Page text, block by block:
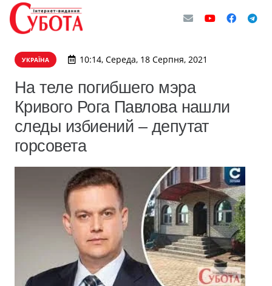
УКРАЇНА 10:14, Середа, 18 Серпня, 2021
На теле погибшего мэра
Кривого Рога Павлова нашли
следы избиений – депутат
горсовета